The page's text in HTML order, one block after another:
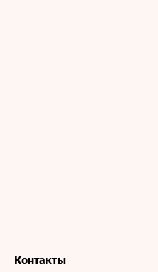
Контакты